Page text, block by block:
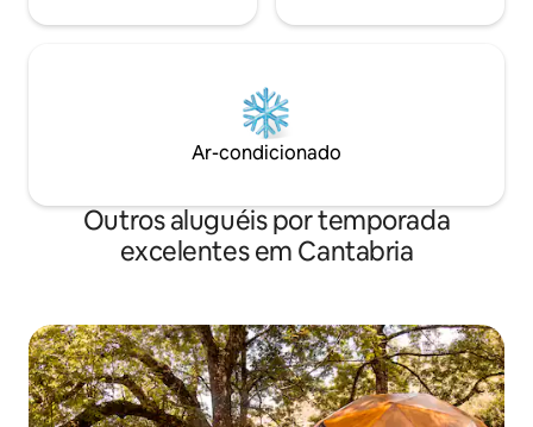
Ar-condicionado
Outros aluguéis por temporada
excelentes em Cantabria